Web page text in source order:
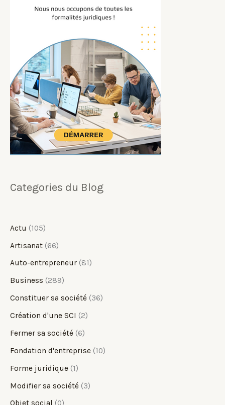
Categories du Blog
Actu (105)
Artisanat (66)
Auto-entrepreneur (81)
Business (289)
Constituer sa société (36)
Création d'une SCI (2)
Fermer sa société (6)
Fondation d'entreprise (10)
Forme juridique (1)
Modifier sa société (3)
Objet social
(0)